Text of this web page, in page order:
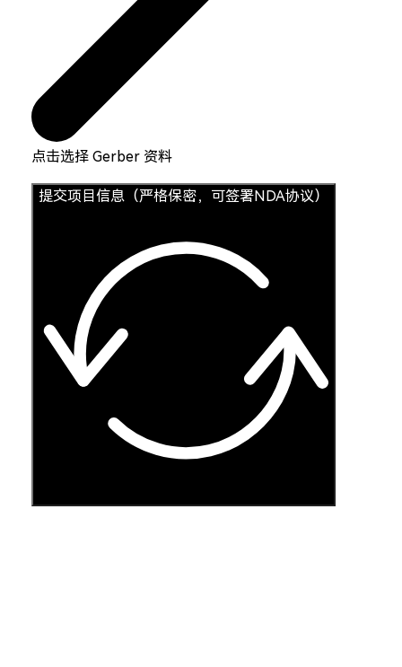
点击选择 Gerber 资料
提交项目信息（严格保密，可签署NDA协议）